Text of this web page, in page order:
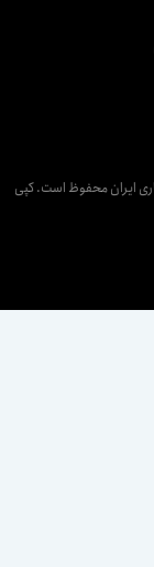
محفوظ است. کپی